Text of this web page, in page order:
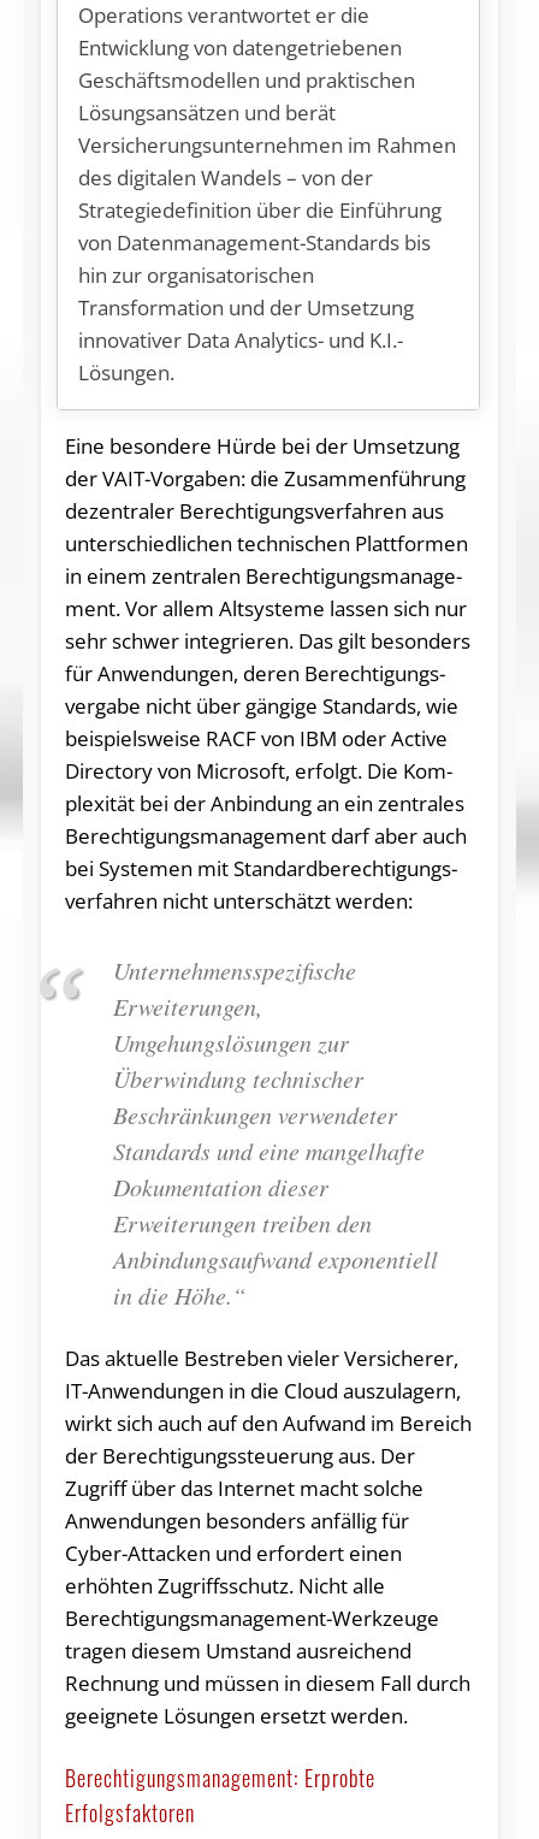
Operations verantwortet er die
Entwicklung von datengetriebenen
Geschäftsmodellen und praktischen
Lösungsansätzen und berät
Versicherungsunternehmen im Rahmen
des digitalen Wandels – von der
Strategiedefinition über die Einführung
von Datenmanagement-Standards bis
hin zur organisatorischen
Transformation und der Umsetzung
innovativer Data Analytics- und K.I.-
Lösungen.
Eine be­son­de­re Hür­de bei der Um­set­zung
der VAIT-Vor­ga­ben: die Zu­sam­men­füh­rung
de­zen­tra­ler Be­rech­ti­gungs­ver­fah­ren aus
un­ter­schied­li­chen tech­ni­schen Platt­for­men
in ei­nem zen­tra­len Be­rech­ti­gungs­ma­nage­
ment. Vor al­lem Alt­sys­te­me las­sen sich nur
sehr schwer in­te­grie­ren. Das gilt be­son­ders
für An­wen­dun­gen, de­ren Be­rech­ti­gungs­
ver­ga­be nicht über gän­gi­ge Stan­dards, wie
bei­spiels­wei­se RACF von IBM oder Ac­tive
Di­rec­to­ry von Mi­cro­soft, er­folgt. Die Kom­
ple­xi­tät bei der An­bin­dung an ein zen­tra­les
Be­rech­ti­gungs­ma­nage­ment darf aber auch
bei Sys­te­men mit Stan­dard­be­rech­ti­gungs­
ver­fah­ren nicht un­ter­schätzt werden:
Unternehmensspezifische
Erweiterungen,
Umgehungslösungen zur
Überwindung technischer
Beschränkungen verwendeter
Standards und eine mangelhafte
Dokumentation dieser
Erweiterungen treiben den
Anbindungsaufwand exponentiell
in die Höhe.“
Das aktuelle Bestreben vieler Versicherer,
IT-Anwendungen in die Cloud auszulagern,
wirkt sich auch auf den Aufwand im Bereich
der Berechtigungssteuerung aus. Der
Zugriff über das Internet macht solche
Anwendungen besonders anfällig für
Cyber-Attacken und erfordert einen
erhöhten Zugriffsschutz. Nicht alle
Berechtigungsmanagement-Werkzeuge
tragen diesem Umstand ausreichend
Rechnung und müssen in diesem Fall durch
geeignete Lösungen ersetzt werden.
Berechtigungsmanagement: Erprobte
Erfolgsfaktoren